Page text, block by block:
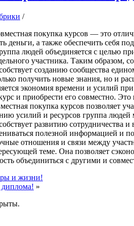
/
покупка курсов — это
деньги, а также обеспечить себя
людей объединяется с целью
участника. Таким образом,
созданию сообщества
получить новые знания, но и
экономия времени и усилий
и приобрести его совместно.
покупка курсов позволяет
усилий и ресурсов группа
развитию
полезной информацией и
отношения и связи между
теме. Она позволяет
объединиться с другими и
и жизни!
диплома! »